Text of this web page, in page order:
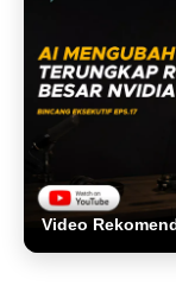
Video